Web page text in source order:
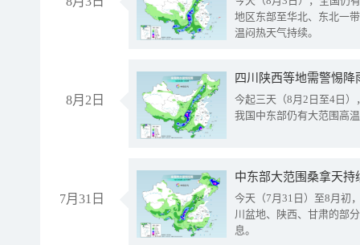
地区东部至华北、东北一
温闷热天气持续。
8月2日
今起三天（8月2日至4日
我国中东部仍有大范围高
7月31日
中东部大范围桑拿天
今天（7月31日）至8月初
川盆地、陕西、甘肃的部
息。